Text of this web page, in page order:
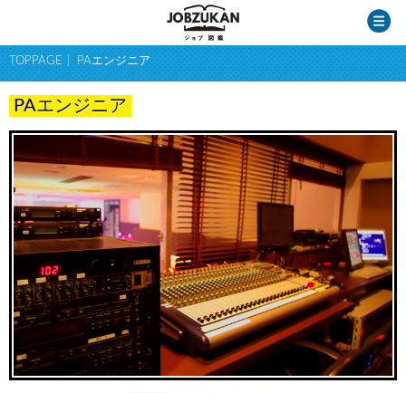
TOPPAGE PAエンジニア
PAエンジニア